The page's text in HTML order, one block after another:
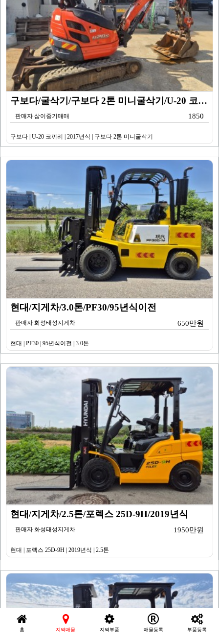
구보다/굴삭기/구보다 2톤 미니굴삭기/U-20 코끼리/…
판매자 삼이중기매매 1850
구보다 | U-20 코끼리 | 2017년식 | 구보다 2톤 미니굴삭기
현대/지게차/3.0톤/PF30/95년식이전
판매자 화성태성지게차 650만원
현대 | PF30 | 95년식이전 | 3.0톤
현대/지게차/2.5톤/포렉스 25D-9H/2019년식
판매자 화성태성지게차 1950만원
현대 | 포렉스 25D-9H | 2019년식 | 2.5톤
홈 지역매물 지역부품 매물등록 부품등록